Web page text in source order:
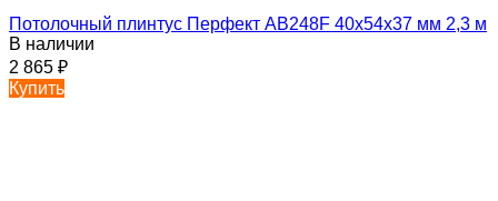
Потолочный плинтус Перфект AB248F 40х54х37 мм 2,3 м
В наличии
2 865 ₽
Купить